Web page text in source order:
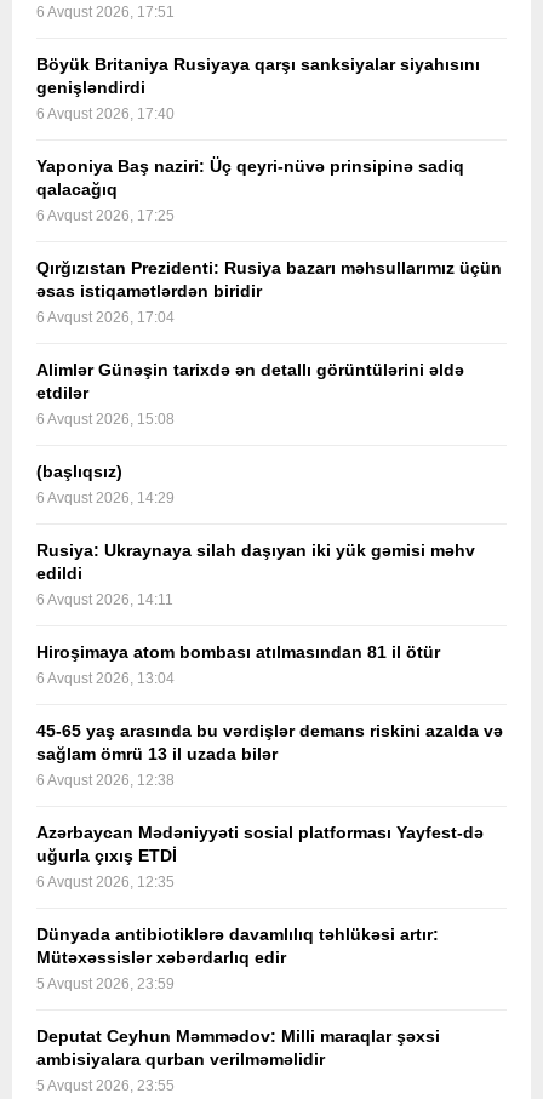
6 Avqust 2026, 17:51
Böyük Britaniya Rusiyaya qarşı sanksiyalar siyahısını
genişləndirdi
6 Avqust 2026, 17:40
Yaponiya Baş naziri: Üç qeyri-nüvə prinsipinə sadiq
qalacağıq
6 Avqust 2026, 17:25
Qırğızıstan Prezidenti: Rusiya bazarı məhsullarımız üçün
əsas istiqamətlərdən biridir
6 Avqust 2026, 17:04
Alimlər Günəşin tarixdə ən detallı görüntülərini əldə
etdilər
6 Avqust 2026, 15:08
(başlıqsız)
6 Avqust 2026, 14:29
Rusiya: Ukraynaya silah daşıyan iki yük gəmisi məhv
edildi
6 Avqust 2026, 14:11
Hiroşimaya atom bombası atılmasından 81 il ötür
6 Avqust 2026, 13:04
45-65 yaş arasında bu vərdişlər demans riskini azalda və
sağlam ömrü 13 il uzada bilər
6 Avqust 2026, 12:38
Azərbaycan Mədəniyyəti sosial platforması Yayfest-də
uğurla çıxış ETDİ
6 Avqust 2026, 12:35
Dünyada antibiotiklərə davamlılıq təhlükəsi artır:
Mütəxəssislər xəbərdarlıq edir
5 Avqust 2026, 23:59
Deputat Ceyhun Məmmədov: Milli maraqlar şəxsi
ambisiyalara qurban verilməməlidir
5 Avqust 2026, 23:55